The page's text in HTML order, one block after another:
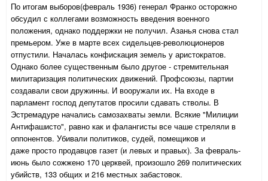
По итогам выборов(февраль 1936) генерал Франко осторожно
обсудил с коллегами возможность введения военного
положения, однако поддержки не получил. Азанья снова стал
премьером. Уже в марте всех сидельцев-революционеров
отпустили. Началась конфискация земель у аристократов.
Однако более существенным было другое - стремительная
милитаризация политических движений. Профсоюзы, партии
создавали свои дружинны. И вооружали их. На входе в
парламент господ депутатов просили сдавать стволы. В
Эстремадуре начались самозахваты земли. Всякие "Милиции
Антифашисто", равно как и фалангисты все чаше стреляли в
оппонентов. Убивали политиков, судей, помещиков и
даже просто продавцов газет (и левых и правых). За февраль-
июнь было сожжено 170 церквей, произошло 269 политических
убийств, 133 общих и 216 местных забастовок.